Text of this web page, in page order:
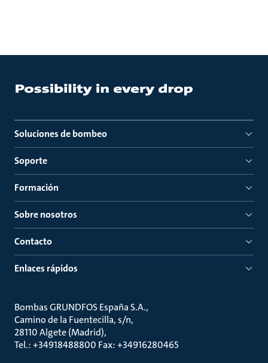
Soluciones de bombeo
Soporte
Formación
Sobre nosotros
Contacto
Enlaces rápidos
Bombas GRUNDFOS España S.A.
Camino de la Fuentecilla, s/n
28110 Algete (Madrid)
Tel.: +34918488800 Fax: +34916280465